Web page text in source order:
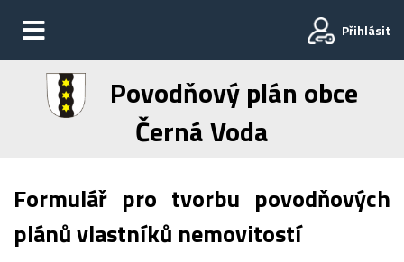
Přihlásit
Povodňový plán obce
Černá Voda
Formulář pro tvorbu povodňových
plánů vlastníků nemovitostí